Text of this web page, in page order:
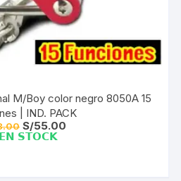
M/Boy color negro 8050A 15
| IND. PACK
El
precio
S/55.00El
𝗦𝗧𝗢𝗖𝗞